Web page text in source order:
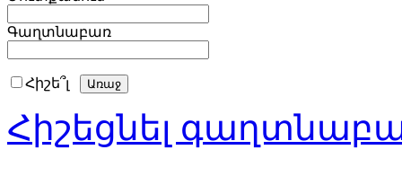
Գաղտնաբառ
Հիշե՞լ
Հիշեցնել